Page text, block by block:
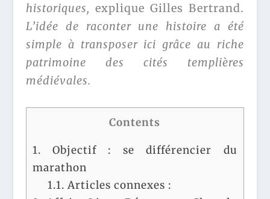
historiques, explique Gilles Bertrand.
L’idée de raconter une histoire a été
simple à transposer ici grâce au riche
patrimoine des cités templières
médiévales.
Contents
1. Objectif : se différencier du
marathon
1.1. Articles connexes :